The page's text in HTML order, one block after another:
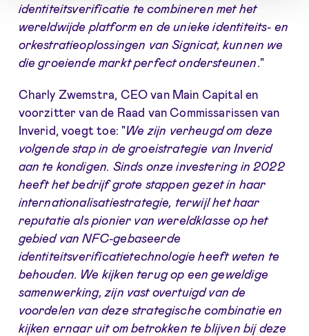
identiteitsverificatie te combineren met het
wereldwijde platform en de unieke identiteits- en
orkestratieoplossingen van Signicat, kunnen we
die groeiende markt perfect ondersteunen ."
Charly Zwemstra, CEO van Main Capital en
voorzitter van de Raad van Commissarissen van
Inverid, voegt toe: "We zijn verheugd om deze
volgende stap in de groeistrategie van Inverid
aan te kondigen. Sinds onze investering in 2022
heeft het bedrijf grote stappen gezet in haar
internationalisatiestrategie, terwijl het haar
reputatie als pionier van wereldklasse op het
gebied van NFC-gebaseerde
identiteitsverificatietechnologie heeft weten te
behouden. We kijken terug op een geweldige
samenwerking, zijn vast overtuigd van de
voordelen van deze strategische combinatie en
kijken ernaar uit om betrokken te blijven bij deze